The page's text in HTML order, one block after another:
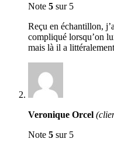
Note 5 sur 5
Reçu en échantillon,
compliqué lorsqu’on
mais là il a
Veronique Orcel
Note 5 sur 5